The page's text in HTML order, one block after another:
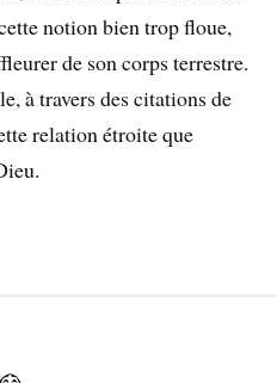
notion bien trop floue,
de son corps terrestre.
à travers des citations de
relation étroite que